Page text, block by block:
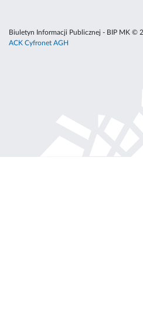
Biuletyn Informacji Publicznej - BIP MK ©
ACK Cyfronet AGH